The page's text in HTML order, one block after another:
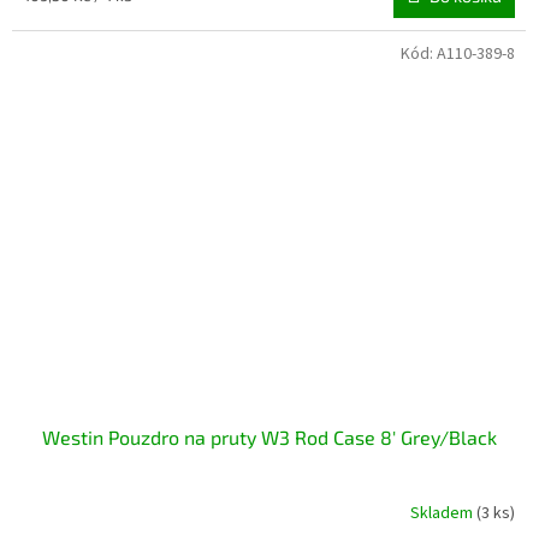
Westin Pouzdro na pruty W3 Rod Case 8' Grey/Black
Skladem (3 ks)
Kód: A110-389-8